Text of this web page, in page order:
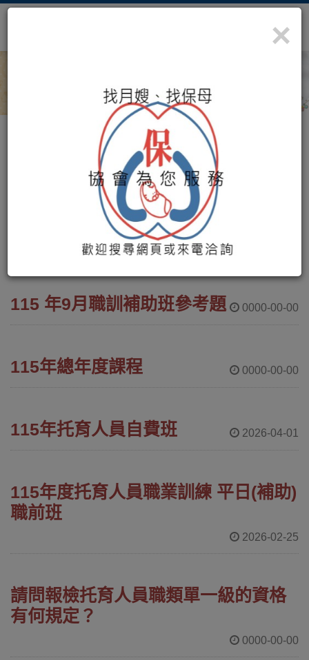
照顧您最珍貴的寶藏
社團法人桃園市保母協
培訓課程
首頁 培訓課程
115 年9月職訓補助班參考題 0000-00-00
115年總年度課程 0000-00-00
115年托育人員自費班 2026-04-01
115年度托育人員職業訓練 平日(補助)
職前班
2026-02-25
請問報檢托育人員職類單一級的資格
有何規定？
0000-00-00
×